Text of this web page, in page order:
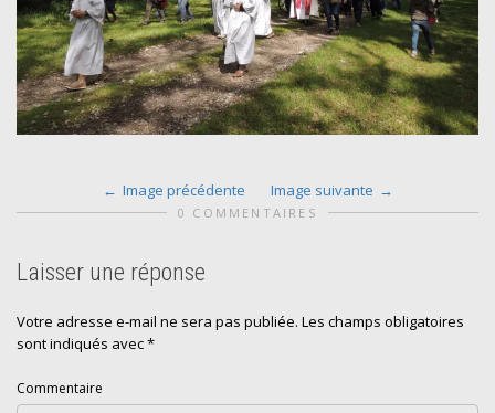
Image précédente Image suivante
0 COMMENTAIRES
Laisser une réponse
Votre adresse e-mail ne sera pas publiée. Les champs obligatoires
sont indiqués avec*
Commentaire